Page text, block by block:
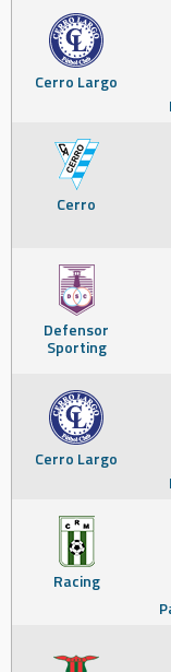
Cerro Largo
Cerro
Defensor
Sporting
Cerro Largo
Racing